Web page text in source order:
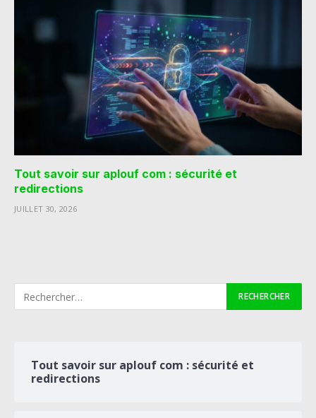
Tout savoir sur aplouf com : sécurité et
redirections
JUILLET 30, 2026
Tout savoir sur aplouf com : sécurité et
redirections